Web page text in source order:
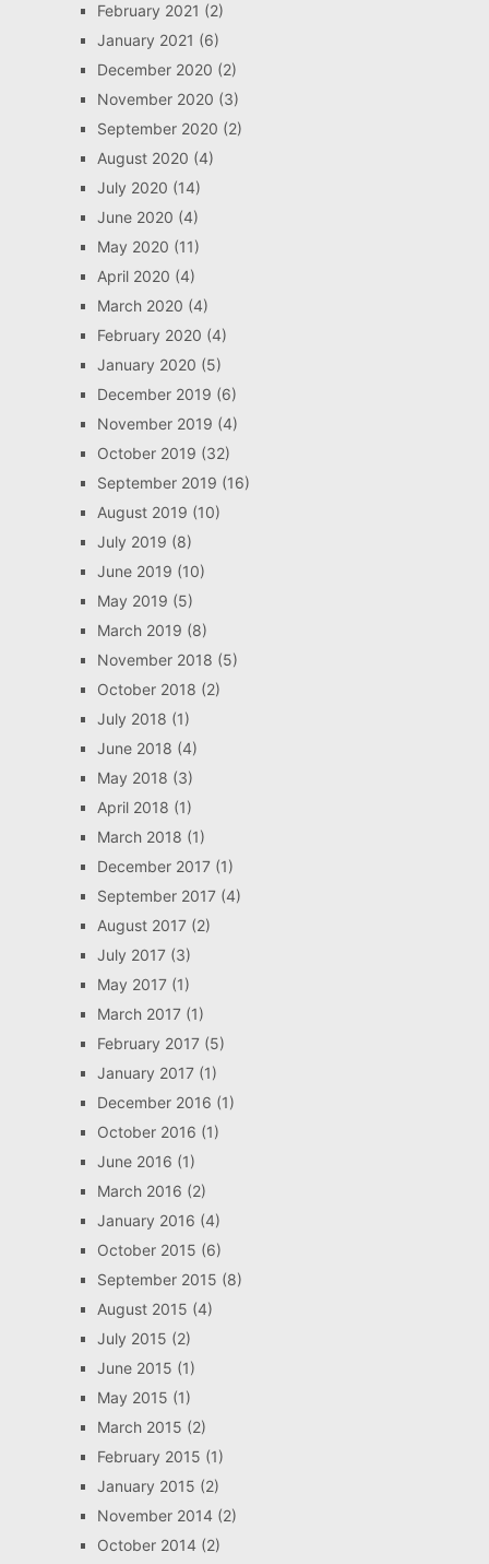
February 2021 (2)
January 2021 (6)
December 2020 (2)
November 2020 (3)
September 2020 (2)
August 2020 (4)
July 2020 (14)
June 2020 (4)
May 2020 (11)
April 2020 (4)
March 2020 (4)
February 2020 (4)
January 2020 (5)
December 2019 (6)
November 2019 (4)
October 2019 (32)
September 2019 (16)
August 2019 (10)
July 2019 (8)
June 2019 (10)
May 2019 (5)
March 2019 (8)
November 2018 (5)
October 2018 (2)
July 2018 (1)
June 2018 (4)
May 2018 (3)
April 2018 (1)
March 2018 (1)
December 2017(1)
September 2017(4)
August 2017(2)
July 2017(3)
May 2017(1)
March 2017(1)
February 2017(5)
January 2017(1)
December 2016 (1)
October 2016 (1)
June 2016 (1)
March 2016 (2)
January 2016 (4)
October 2015 (6)
September 2015 (8)
August 2015 (4)
July 2015 (2)
June 2015 (1)
May 2015 (1)
March 2015 (2)
February 2015 (1)
January 2015 (2)
November 2014(2)
October 2014(2)